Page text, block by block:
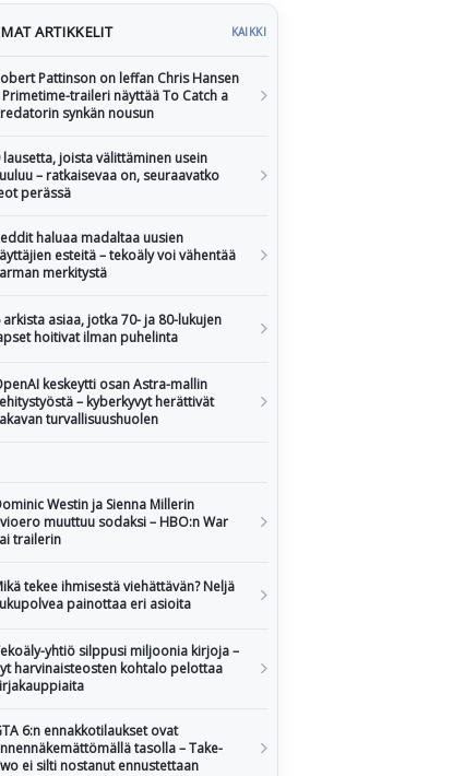
ARTIKKELIT KAIKKI
Pattinson on leffan Chris Hansen
Primetime-traileri näyttää To Catch a
synkän nousun
lausetta, joista välittäminen usein
– ratkaisevaa on, seuraavatko
perässä
haluaa madaltaa uusien
esteitä – tekoäly voi vähentää
merkitystä
arkista asiaa, jotka 70- ja 80-lukujen
hoitivat ilman puhelinta
keskeytti osan Astra-mallin
– kyberkyvyt herättivät
turvallisuushuolen
Westin ja Sienna Millerin
muuttuu sodaksi – HBO:n War
trailerin
tekee ihmisestä viehättävän? Neljä
painottaa eri asioita
yhtiö silppusi miljoonia kirjoja –
harvinaisteosten kohtalo pelottaa
6:n ennakkotilaukset ovat
tasolla – Take-
ei silti nostanut ennustettaan